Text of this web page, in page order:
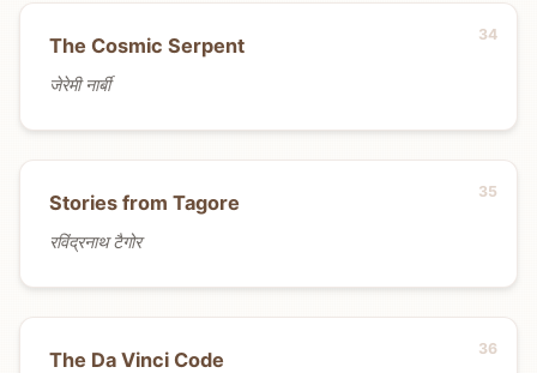
The Cosmic Serpent
जेरेमी नार्बी
Stories from Tagore
रविंद्रनाथ टैगोर
The Da Vinci Code